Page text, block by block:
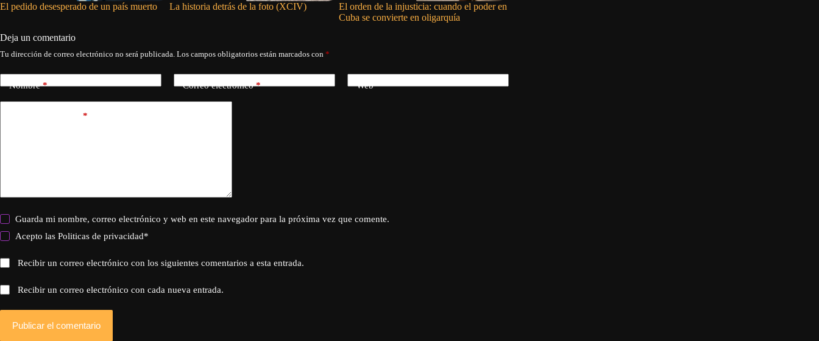
El pedido desesperado de un país muerto La historia detrás de la foto (XCIV)
El orden de la injusticia: cuando el poder en
Cuba se convierte en oligarquía
Deja un comentario
Tu dirección de correo electrónico no será publicada. Los campos obligatorios están marcados con *
Nombre* Correo electrónico* Web
*
Guarda mi nombre, correo electrónico y web en este navegador para la próxima vez que comente.
Acepto lasPoliticas de privacidad*
Recibir un correo electrónico con los siguientes comentarios a esta entrada.
Recibir un correo electrónico con cada nueva entrada.
Publicar el comentario